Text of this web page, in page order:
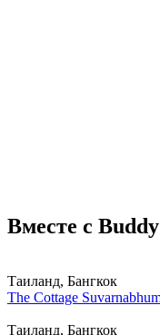
Вместе с
Таиланд, Бангкок
The Cottage
Таиланд, Бангкок